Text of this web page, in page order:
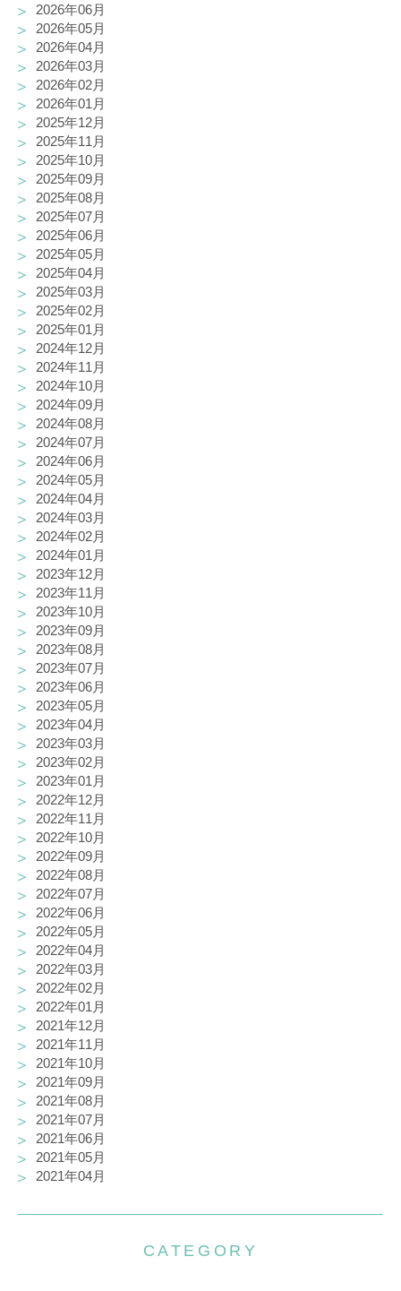
2026年06月
2026年05月
2026年04月
2026年03月
2026年02月
2026年01月
2025年12月
2025年11月
2025年10月
2025年09月
2025年08月
2025年07月
2025年06月
2025年05月
2025年04月
2025年03月
2025年02月
2025年01月
2024年12月
2024年11月
2024年10月
2024年09月
2024年08月
2024年07月
2024年06月
2024年05月
2024年04月
2024年03月
2024年02月
2024年01月
2023年12月
2023年11月
2023年10月
2023年09月
2023年08月
2023年07月
2023年06月
2023年05月
2023年04月
2023年03月
2023年02月
2023年01月
2022年12月
2022年11月
2022年10月
2022年09月
2022年08月
2022年07月
2022年06月
2022年05月
2022年04月
2022年03月
2022年02月
2022年01月
2021年12月
2021年11月
2021年10月
2021年09月
2021年08月
2021年07月
2021年06月
2021年05月
2021年04月
CATEGORY